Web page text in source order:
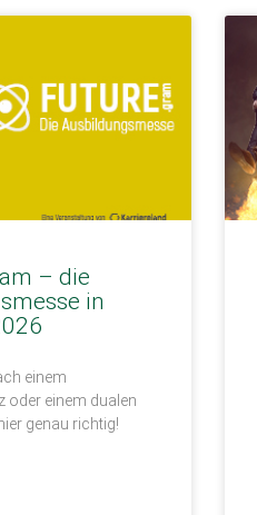
– die
in
einem
oder einem dualen
genau richtig!